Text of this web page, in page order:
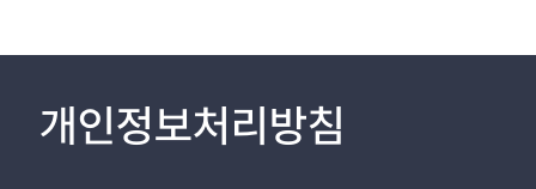
개인정보처리방침